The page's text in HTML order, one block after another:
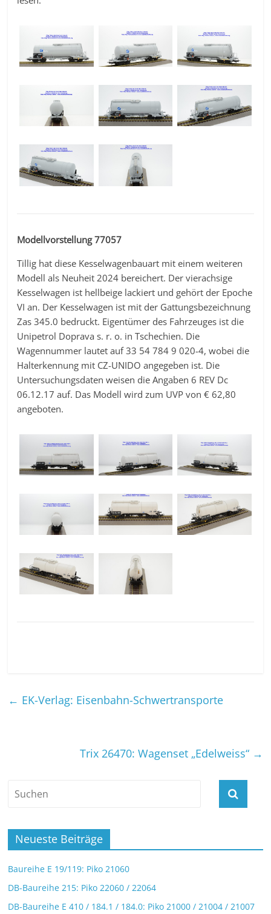
Modellvorstellung 77057
Tillig hat diese Kesselwagenbauart mit einem weiteren
Modell als Neuheit 2024 bereichert. Der vierachsige
Kesselwagen ist hellbeige lackiert und gehört der Epoche
VI an. Der Kesselwagen ist mit der Gattungsbezeichnung
Zas 345.0 bedruckt. Eigentümer des Fahrzeuges ist die
Unipetrol Doprava s. r. o. in Tschechien. Die
Wagennummer lautet auf 33 54 784 9 020-4, wobei die
Halterkennung mit CZ-UNIDO angegeben ist. Die
Untersuchungsdaten weisen die Angaben 6 REV Dc
06.12.17 auf. Das Modell wird zum UVP von € 62,80
angeboten.
← EK-Verlag: Eisenbahn-Schwertransporte
Trix 26470: Wagenset „Edelweiss“ →
Neueste Beiträge
Baureihe E 19/119: Piko 21060
DB-Baureihe 215: Piko 22060 / 22064
DB-Baureihe E 410 / 184.1 / 184.0: Piko 21000 / 21004 / 21007